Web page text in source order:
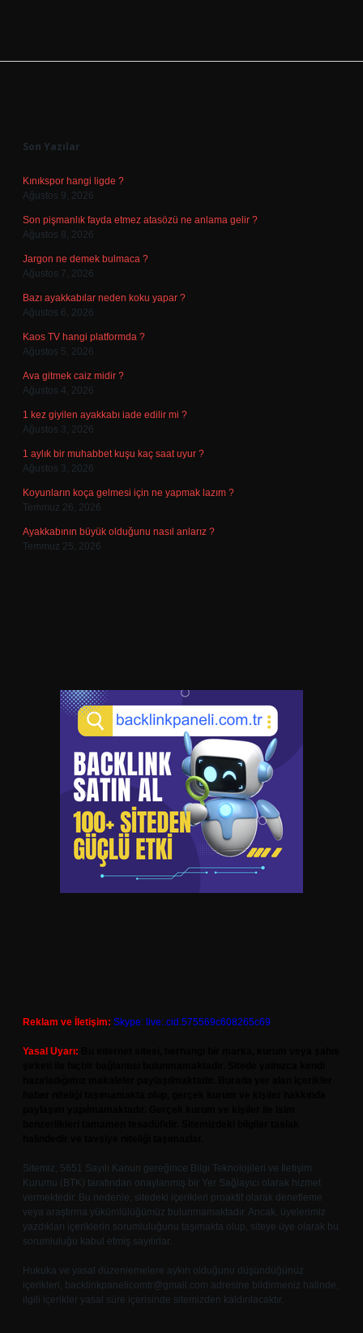
Son Yazılar
Kınıkspor hangi ligde ?
Ağustos 9, 2026
Son pişmanlık fayda etmez atasözü ne anlama gelir ?
Ağustos 8, 2026
Jargon ne demek bulmaca ?
Ağustos 7, 2026
Bazı ayakkabılar neden koku yapar ?
Ağustos 6, 2026
Kaos TV hangi platformda ?
Ağustos 5, 2026
Ava gitmek caiz midir ?
Ağustos 4, 2026
1 kez giyilen ayakkabı iade edilir mi ?
Ağustos 3, 2026
1 aylık bir muhabbet kuşu kaç saat uyur ?
Ağustos 3, 2026
Koyunların koça gelmesi için ne yapmak lazım ?
Temmuz 26, 2026
Ayakkabının büyük olduğunu nasıl anlarız ?
Temmuz 25, 2026
Reklam ve İletişim: Skype: live:.cid.575569c608265c69
Yasal Uyarı:
Sitemiz, 5651 Sayılı Kanun gereğince Bilgi Teknolojileri ve İletişim
Kurumu (BTK) tarafından onaylanmış bir Yer Sağlayıcı olarak hizmet
vermektedir. Bu nedenle, sitedeki içerikleri proaktif olarak denetleme
veya araştırma yükümlülüğümüz bulunmamaktadır. Ancak, üyelerimiz
yazdıkları içeriklerin sorumluluğunu taşımakta olup, siteye üye olarak bu
sorumluluğu kabul etmiş sayılırlar.
Hukuka ve yasal düzenlemelere aykırı olduğunu düşündüğünüz
içerikleri, backlinkpanelicomtr@gmail.com adresine bildirmeniz halinde,
ilgili içerikler yasal süre içerisinde sitemizden kaldırılacaktır.